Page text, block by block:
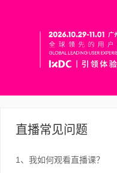
直播常见问题
1、我如何观看直播课？